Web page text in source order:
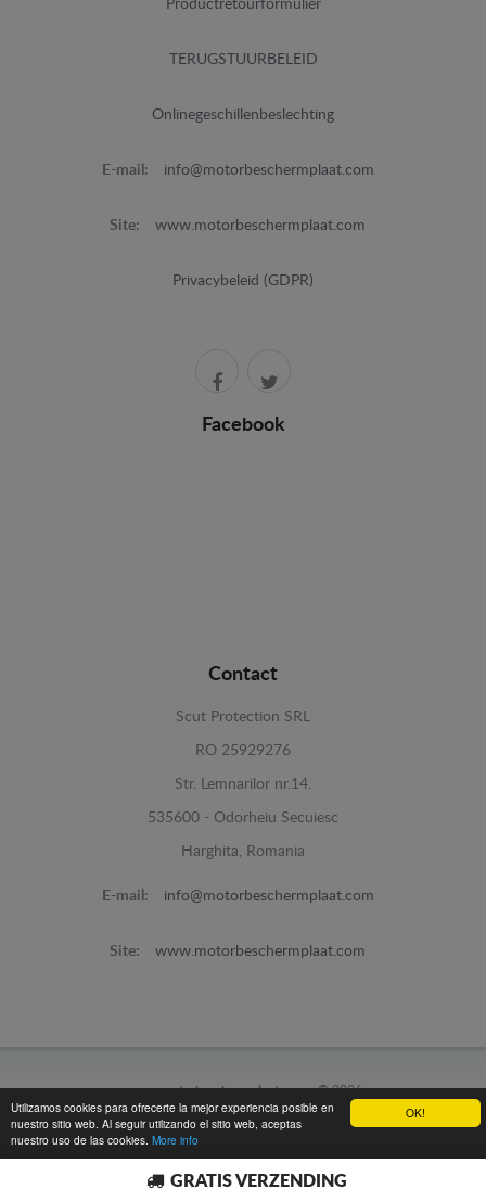
OK!
Utilizamos cookies para ofrecerte la mejor experiencia posible en
nuestro sitio web. Al seguir utilizando el sitio web, aceptas
nuestro uso de las cookies. More info
Productretourformulier
TERUGSTUURBELEID
Onlinegeschillenbeslechting
E-mail: info@motorbeschermplaat.com
Site: www.motorbeschermplaat.com
Privacybeleid (GDPR)
Facebook
Contact
Scut Protection SRL
RO 25929276
Str. Lemnarilor nr.14.
535600 - Odorheiu Secuiesc
Harghita, Romania
E-mail: info@motorbeschermplaat.com
Site: www.motorbeschermplaat.com
www.motorbeschermplaat.com -© 2026
GRATIS VERZENDING